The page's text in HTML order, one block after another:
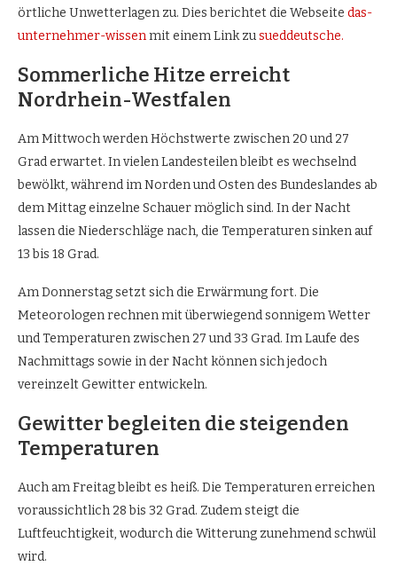
örtliche Unwetterlagen zu. Dies berichtet die Webseite das-
unternehmer-wissenmit einem Link zusueddeutsche.
Sommerliche Hitze erreicht
Nordrhein-Westfalen
Am Mittwoch werden Höchstwerte zwischen 20 und 27
Grad erwartet. In vielen Landesteilen bleibt es wechselnd
bewölkt, während im Norden und Osten des Bundeslandes ab
dem Mittag einzelne Schauer möglich sind. In der Nacht
lassen die Niederschläge nach, die Temperaturen sinken auf
13 bis 18 Grad.
Am Donnerstag setzt sich die Erwärmung fort. Die
Meteorologen rechnen mit überwiegend sonnigem Wetter
und Temperaturen zwischen 27 und 33 Grad. Im Laufe des
Nachmittags sowie in der Nacht können sich jedoch
vereinzelt Gewitter entwickeln.
Gewitter begleiten die steigenden
Temperaturen
Auch am Freitag bleibt es heiß. Die Temperaturen erreichen
voraussichtlich 28 bis 32 Grad. Zudem steigt die
Luftfeuchtigkeit, wodurch die Witterung zunehmend schwül
wird.